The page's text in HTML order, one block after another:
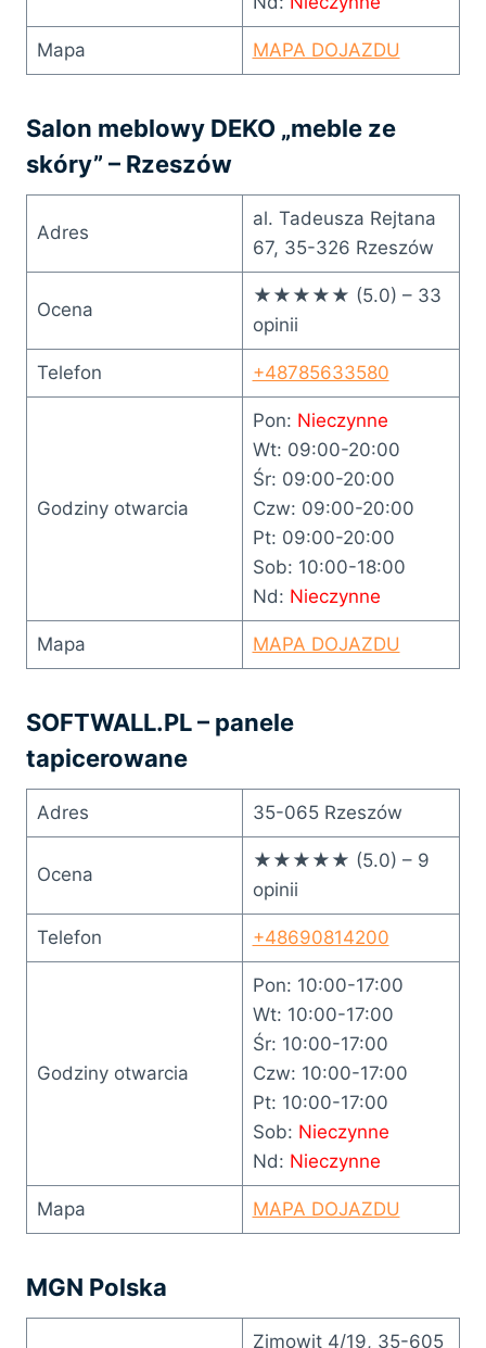
Mapa MAPA DOJAZDU
Salon meblowy DEKO „meble ze
skóry” – Rzeszów
Adres
al. Tadeusza Rejtana
67, 35-326 Rzeszów
Ocena
★★★★★ (5.0) – 33
opinii
Telefon +48785633580
Godziny otwarcia
Pon: Nieczynne
Wt: 09:00-20:00
Śr: 09:00-20:00
Czw: 09:00-20:00
Pt: 09:00-20:00
Sob: 10:00-18:00
Nd: Nieczynne
Mapa MAPA DOJAZDU
SOFTWALL.PL – panele
tapicerowane
Adres 35-065 Rzeszów
Ocena
★★★★★ (5.0) – 9
opinii
Telefon +48690814200
Godziny otwarcia
Pon: 10:00-17:00
Wt: 10:00-17:00
Śr: 10:00-17:00
Czw: 10:00-17:00
Pt: 10:00-17:00
Sob: Nieczynne
Nd: Nieczynne
Mapa MAPA DOJAZDU
MGN Polska
Zimowit 4/19, 35-605